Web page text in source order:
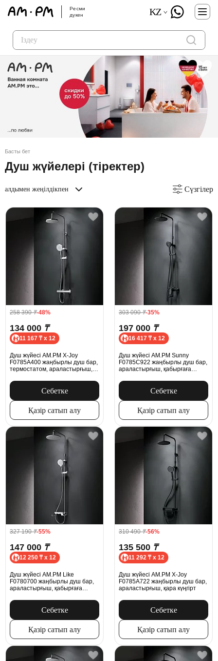
Ресми
дүкен
KZ
Басты бет
Душ жүйелері (тіректер)
алдымен жеңілдікпен Сүзгілер
258 390₸-48%
134 000 ₸
11 167 ₸ x 12
Душ жүйесі AM.PM X-Joy
F0785A400 жаңбырлы душ бар,
термостатом, араластырғыш,
Себетке
Қазір сатып алу
303 090₸-35%
197 000 ₸
16 417 ₸ x 12
Душ жүйесі AM.PM Sunny
F0785C922 жаңбырлы душ бар,
араластырғыш, қабырғаға
Себетке
Қазір сатып алу
327 190₸-55%
147 000 ₸
12 250 ₸ x 12
Душ жүйесі AM.PM Like
F0780700 жаңбырлы душ бар,
араластырғыш, қабырғаға
Себетке
Қазір сатып алу
310 490₸-56%
135 500 ₸
11 292 ₸ x 12
Душ жүйесі AM.PM X-Joy
F0785A722 жаңбырлы душ бар,
араластырғыш, қара күңгірт
Себетке
Қазір сатып алу